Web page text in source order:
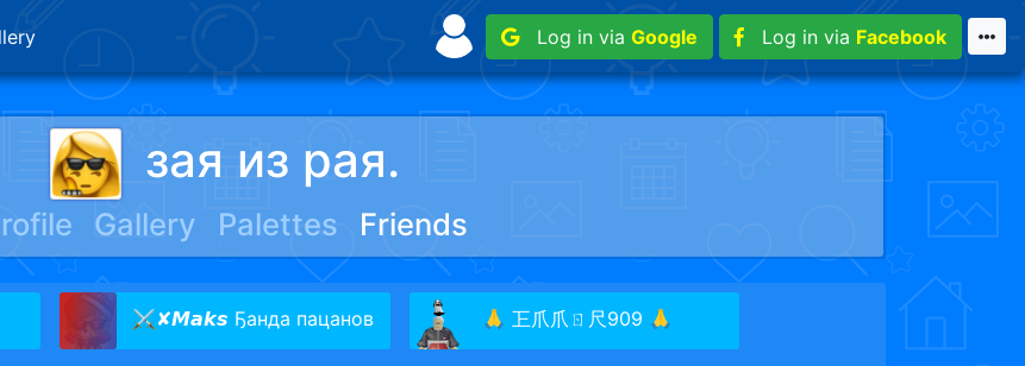
Log in via Google Log in via Facebook
зая из рая.
Gallery Palettes Friends
⚔✘𝙈𝙖𝙠𝙨 Ҕанда пацанов 🙏 㠪爪爪ㄖ尺909 🙏